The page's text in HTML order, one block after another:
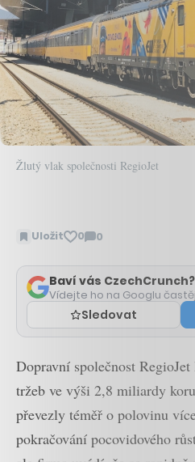
Žlutý vlak společnosti RegioJet
Uložit 0 0
Zobrazit
Baví vás CzechCrunch?
Vídejte ho na Googlu
Sledovat
Dopravní společnost
tržeb ve výši 2,8 miliardy
převezly téměř o polovinu
pokračování pocovidového